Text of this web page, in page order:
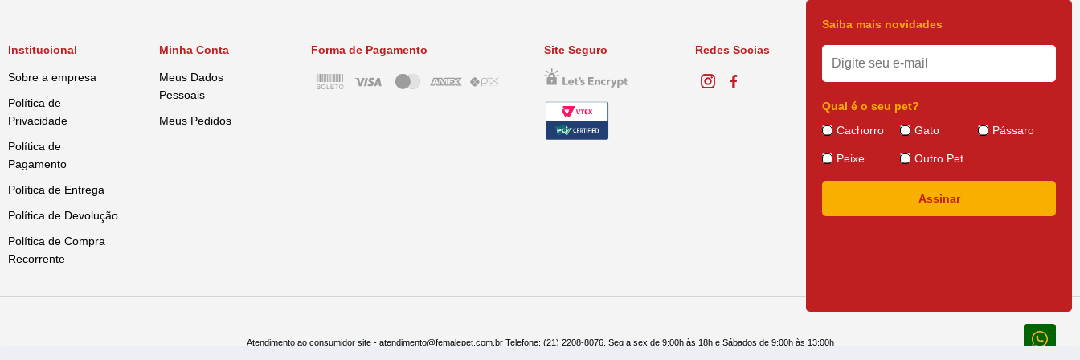
Institucional
Sobre a empresa
Política de
Privacidade
Política de
Pagamento
Política de Entrega
Política de Devolução
Política de Compra
Recorrente
Minha Conta
Meus Dados
Pessoais
Meus Pedidos
Forma de Pagamento Site Seguro Redes Socias
Saiba mais novidades
Qual é o seu pet?
Cachorro
Gato Pássaro
Peixe Outro Pet
Atendimento ao consumidor site - atendimento@femalepet.com.br Telefone: (21) 2208-8076. Seg a sex de 9:00h às 18h e Sábados de 9:00h às 13:00h